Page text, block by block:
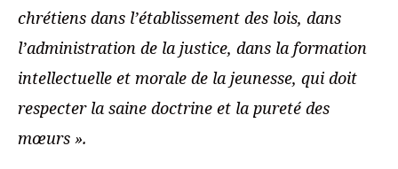
chrétiens dans l’établissement des lois, dans
l’administration de la justice, dans la formation
intellectuelle et morale de la jeunesse, qui doit
respecter la saine doctrine et la pureté des
mœurs ».